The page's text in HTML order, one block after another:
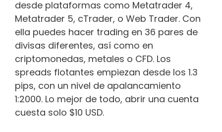
desde plataformas como Metatrader 4,
Metatrader 5, cTrader, o Web Trader. Con
ella puedes hacer trading en 36 pares de
divisas diferentes, así como en
criptomonedas, metales o CFD. Los
spreads flotantes empiezan desde los 1.3
pips, con un nivel de apalancamiento
1:2000. Lo mejor de todo, abrir una cuenta
cuesta solo $10 USD.